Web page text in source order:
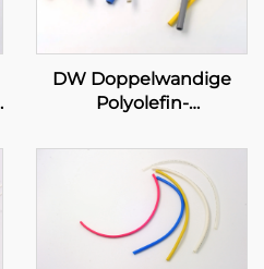
DW Doppelwandige
Polyolefin-
Klebeschicht